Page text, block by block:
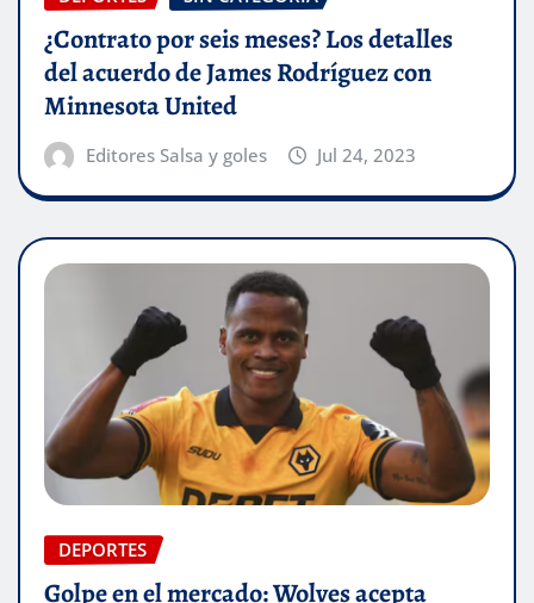
¿Contrato por seis meses? Los detalles
del acuerdo de James Rodríguez con
Minnesota United
Editores Salsa y goles Jul 24, 2023
DEPORTES
Golpe en el mercado: Wolves acepta